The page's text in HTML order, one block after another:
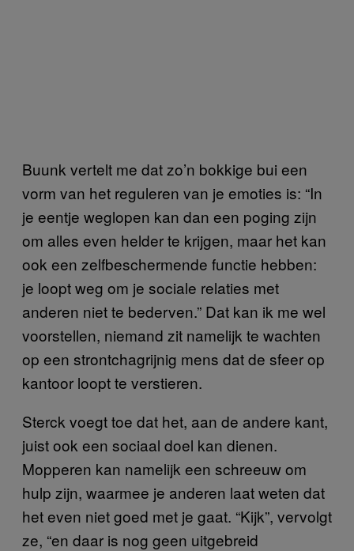
Buunk vertelt me dat zo’n bokkige bui een
vorm van het reguleren van je emoties is: “In
je eentje weglopen kan dan een poging zijn
om alles even helder te krijgen, maar het kan
ook een zelfbeschermende functie hebben:
je loopt weg om je sociale relaties met
anderen niet te bederven.” Dat kan ik me wel
voorstellen, niemand zit namelijk te wachten
op een strontchagrijnig mens dat de sfeer op
kantoor loopt te verstieren.
Sterck voegt toe dat het, aan de andere kant,
juist ook een sociaal doel kan dienen.
Mopperen kan namelijk een schreeuw om
hulp zijn, waarmee je anderen laat weten dat
het even niet goed met je gaat. “Kijk”, vervolgt
ze, “en daar is nog geen uitgebreid